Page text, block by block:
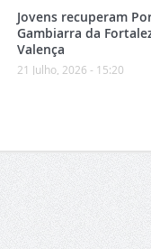
Jovens recuperam
Gambiarra da
Valença
21 Julho, 2026 - 15:20